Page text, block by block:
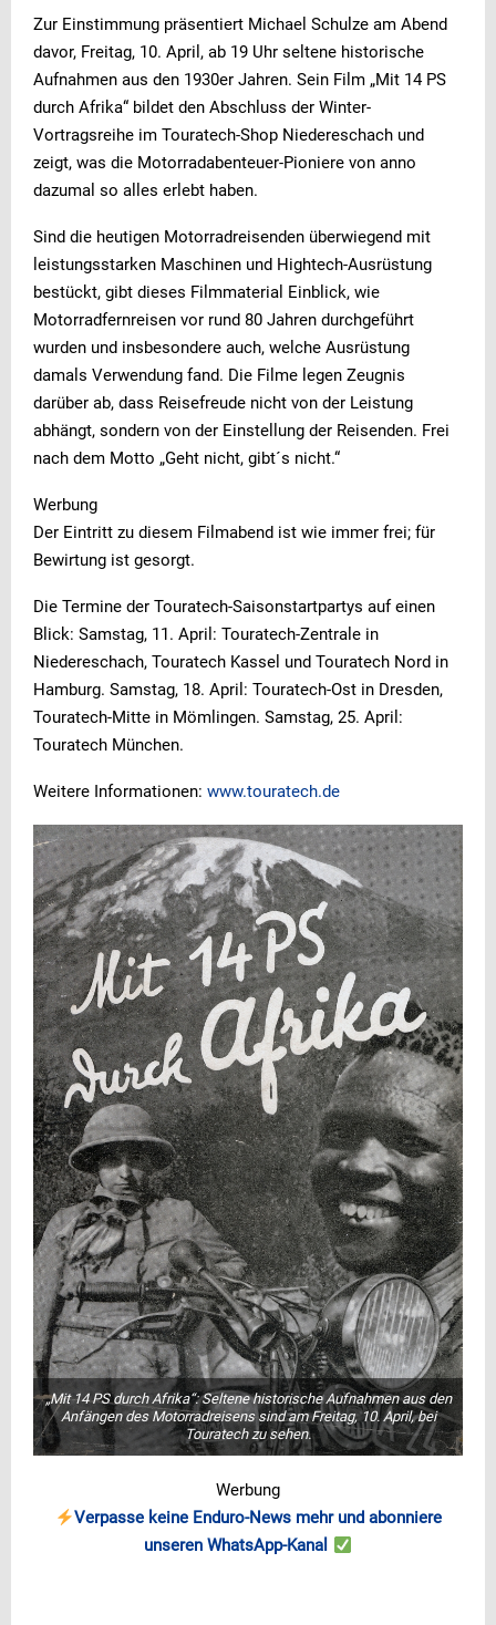
Zur Einstimmung präsentiert Michael Schulze am Abend
davor, Freitag, 10. April, ab 19 Uhr seltene historische
Aufnahmen aus den 1930er Jahren. Sein Film „Mit 14 PS
durch Afrika“ bildet den Abschluss der Winter-
Vortragsreihe im Touratech-Shop Niedereschach und
zeigt, was die Motorradabenteuer-Pioniere von anno
dazumal so alles erlebt haben.
Sind die heutigen Motorradreisenden überwiegend mit
leistungsstarken Maschinen und Hightech-Ausrüstung
bestückt, gibt dieses Filmmaterial Einblick, wie
Motorradfernreisen vor rund 80 Jahren durchgeführt
wurden und insbesondere auch, welche Ausrüstung
damals Verwendung fand. Die Filme legen Zeugnis
darüber ab, dass Reisefreude nicht von der Leistung
abhängt, sondern von der Einstellung der Reisenden. Frei
nach dem Motto „Geht nicht, gibt´s nicht.“
Werbung
Der Eintritt zu diesem Filmabend ist wie immer frei; für
Bewirtung ist gesorgt.
Die Termine der Touratech-Saisonstartpartys auf einen
Blick: Samstag, 11. April: Touratech-Zentrale in
Niedereschach, Touratech Kassel und Touratech Nord in
Hamburg. Samstag, 18. April: Touratech-Ost in Dresden,
Touratech-Mitte in Mömlingen. Samstag, 25. April:
Touratech München.
Weitere Informationen: www.touratech.de
„Mit 14 PS durch Afrika“: Seltene historische Aufnahmen aus den
Anfängen des Motorradreisens sind am Freitag, 10. April, bei
Touratech zu sehen.
Werbung
Verpasse keine Enduro-News mehr und abonniere
unseren WhatsApp-Kanal